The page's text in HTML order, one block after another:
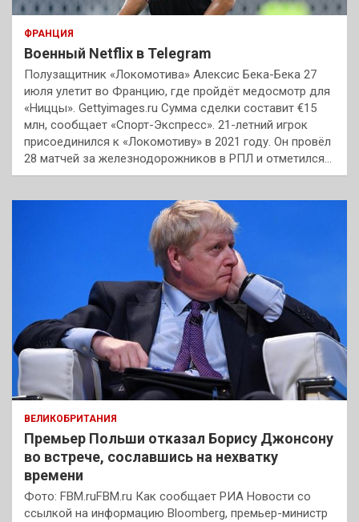
ФРАНЦИЯ
Военный Netflix в Telegram
Полузащитник «Локомотива» Алексис Бека-Бека 27
июля улетит во Францию, где пройдёт медосмотр для
«Ниццы». Gettyimages.ru Сумма сделки составит €15
млн, сообщает «Спорт-Экспресс». 21-летний игрок
присоединился к «Локомотиву» в 2021 году. Он провёл
28 матчей за железнодорожников в РПЛ и отметился…
ВЕЛИКОБРИТАНИЯ
Премьер Польши отказал Борису Джонсону
во встрече, сославшись на нехватку
времени
Фото: FBM.ruFBM.ru Как сообщает РИА Новости со
ссылкой на информацию Bloomberg, премьер-министр